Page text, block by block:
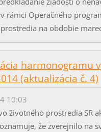
rámci Operačného
na obdobie
harmonogramu
(aktualizácia č. 4)
10:03
životného prostredia SR
že zverejnilo na